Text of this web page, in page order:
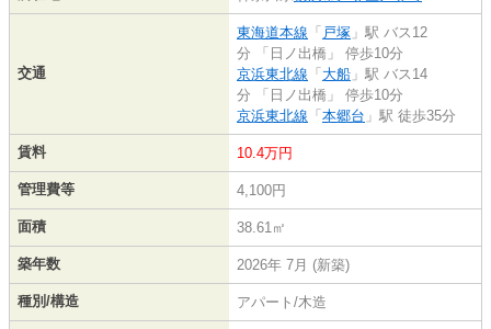
交通
東海道本線 「 戸塚 」駅 バス12
分 「日ノ出橋」 停歩10分
京浜東北線 「 大船 」駅 バス14
分 「日ノ出橋」 停歩10分
京浜東北線 「 本郷台 」駅 徒歩35分
賃料 10.4万円
管理費等 4,100円
面積 38.61㎡
築年数 2026年 7月 (新築)
種別/構造 アパート/木造